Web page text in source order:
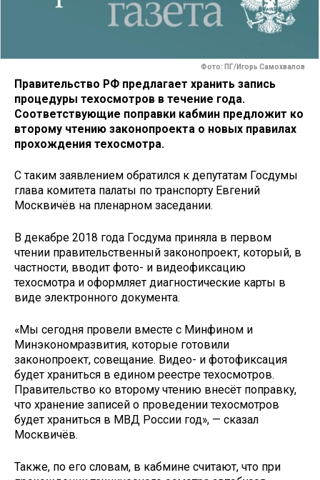
Фото: ПГ/Игорь Самохвалов
Правительство РФ предлагает хранить запись
процедуры техосмотров в течение года.
Соответствующие поправки кабмин предложит ко
второму чтению законопроекта о новых правилах
прохождения техосмотра.
С таким заявлением обратился к депутатам Госдумы
глава комитета палаты по транспорту Евгений
Москвичёв на пленарном заседании.
В декабре 2018 года Госдума приняла в первом
чтении правительственный законопроект, который, в
частности, вводит фото- и видеофиксацию
техосмотра и оформляет диагностические карты в
виде электронного документа.
«Мы сегодня провели вместе с Минфином и
Минэкономразвития, которые готовили
законопроект, совещание. Видео- и фотофиксация
будет храниться в едином реестре техосмотров.
Правительство ко второму чтению внесёт поправку,
что хранение записей о проведении техосмотров
будет храниться в МВД России год», — сказал
Москвичёв.
Также, по его словам, в кабмине считают, что при